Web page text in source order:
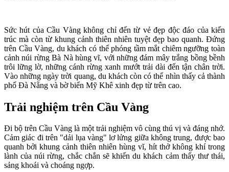
Sức hút của Cầu Vàng không chỉ đến từ vẻ đẹp độc đáo của kiến
trúc mà còn từ khung cảnh thiên nhiên tuyệt đẹp bao quanh. Đứng
trên Cầu Vàng, du khách có thể phóng tầm mắt chiêm ngưỡng toàn
cảnh núi rừng Bà Nà hùng vĩ, với những đám mây trắng bồng bềnh
trôi lững lờ, những cánh rừng xanh mướt trải dài đến tận chân trời.
Vào những ngày trời quang, du khách còn có thể nhìn thấy cả thành
phố Đà Nẵng và bờ biển Mỹ Khê xinh đẹp từ trên cao.
Trải nghiệm trên Cầu Vàng
Đi bộ trên Cầu Vàng là một trải nghiệm vô cùng thú vị và đáng nhớ.
Cảm giác đi trên "dải lụa vàng" lơ lửng giữa không trung, được bao
quanh bởi khung cảnh thiên nhiên hùng vĩ, hít thở không khí trong
lành của núi rừng, chắc chắn sẽ khiến du khách cảm thấy thư thái,
sảng khoái và choáng ngợp.